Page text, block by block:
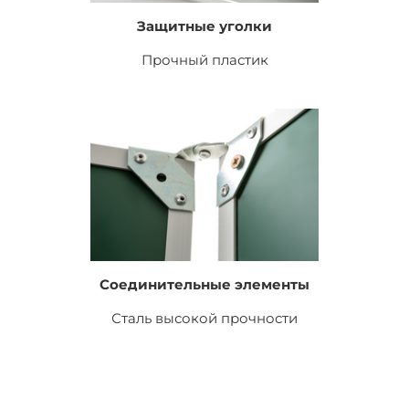
Защитные уголки
Прочный пластик
Соединительные элементы
Сталь высокой прочности